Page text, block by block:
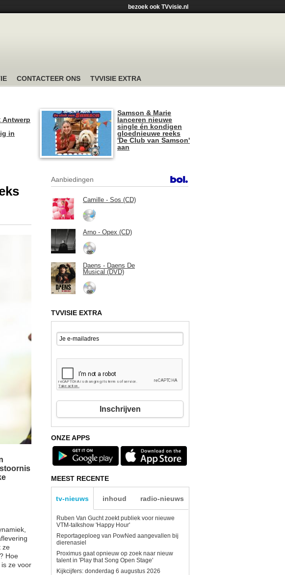
bezoek ook TVvisie.nl
CONTACTEER ONS TVVISIE EXTRA
Antwerp
in
Samson & Marie
lanceren nieuwe
single én kondigen
gloednieuwe reeks
'De Club van Samson'
aan
ze
Hoe
ze voor
Aanbiedingen
Camille - Sos (CD)
Arno - Opex (CD)
Daens - Daens De
Musical (DVD)
TVVISIE EXTRA
Inschrijven
ONZE APPS
MEEST RECENTE
tv-nieuws inhoud radio-nieuws
Ruben Van Gucht zoekt publiek voor nieuwe
VTM-talkshow 'Happy Hour'
Reportageploeg van PowNed aangevallen bij
dierenasiel
Proximus gaat opnieuw op zoek naar nieuw
talent in 'Play that Song Open Stage'
Kijkcijfers: donderdag 6 augustus 2026